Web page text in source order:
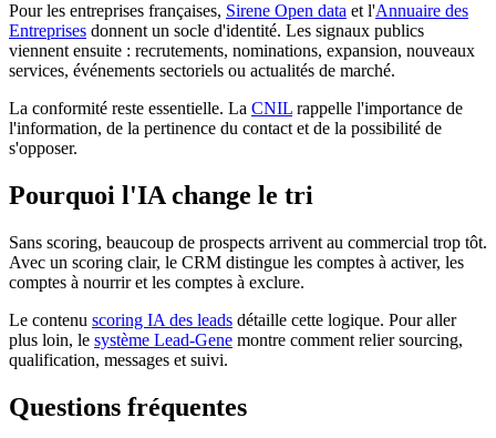
Pour les entreprises françaises, Sirene Open data et l'Annuaire des
Entreprises donnent un socle d'identité. Les signaux publics
viennent ensuite : recrutements, nominations, expansion, nouveaux
services, événements sectoriels ou actualités de marché.
La conformité reste essentielle. La CNIL rappelle l'importance de
l'information, de la pertinence du contact et de la possibilité de
s'opposer.
Pourquoi l'IA change le tri
Sans scoring, beaucoup de prospects arrivent au commercial trop tôt.
Avec un scoring clair, le CRM distingue les comptes à activer, les
comptes à nourrir et les comptes à exclure.
Le contenu scoring IA des leads détaille cette logique. Pour aller
plus loin, le système Lead-Gene montre comment relier sourcing,
qualification, messages et suivi.
Questions fréquentes